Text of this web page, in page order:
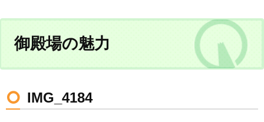
n
御殿場の魅力
IMG_4184